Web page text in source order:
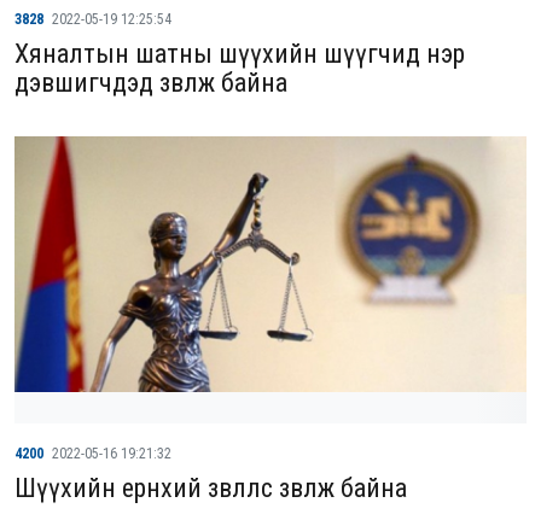
3828 2022-05-19 12:25:54
Хяналтын шатны шүүхийн шүүгчид нэр
дэвшигчдэд зөвлөж байна
4200 2022-05-16 19:21:32
Шүүхийн ерөнхий зөвлөлөөс зөвлөж байна